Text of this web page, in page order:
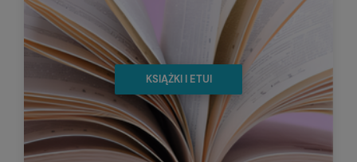
KSIĄŻKI I ETUI